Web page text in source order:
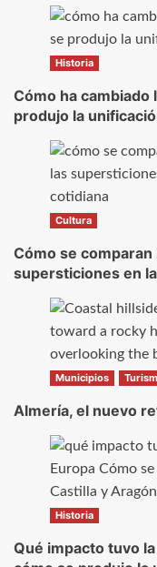
Historia
Cómo ha
produjo la
Cultura
Cómo se
supersticiones en
Municipios
Almería, el nuevo
Historia
Qué impacto tuvo